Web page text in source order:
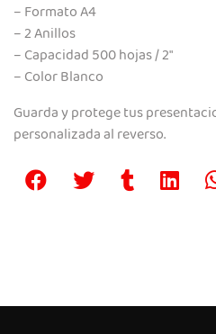
– Formato A4
– 2 Anillos
– Capacidad 500 hojas / 2″
– Color Blanco
Guarda y protege tus
personalizada al reverso.